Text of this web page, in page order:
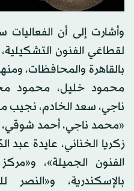
وأشارت إلى أن
لقطاعَي الفنون
بالقاهرة والمحافظات،
محمود خليل، محمود
ناجي، سعد الخادم، نجيب
«محمد ناجي، أحمد
زكريا الخناني، عايدة عبد
الفنون الجميلة»،
بالإسكندرية،